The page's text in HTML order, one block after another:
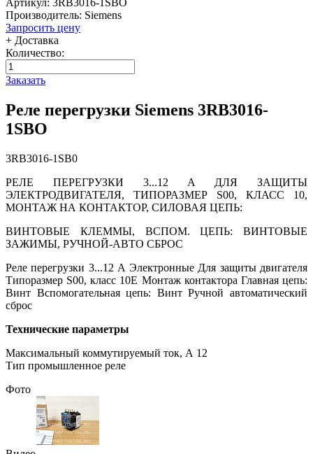
Производитель: Siemens
Запросить цену
+ Доставка
Количество:
Заказать
Реле перегрузки Siemens 3RB3016-
1SBO
3RB3016-1SB0
РЕЛЕ ПЕРЕГРУЗКИ 3...12 A ДЛЯ ЗАЩИТЫ
ЭЛЕКТРОДВИГАТЕЛЯ, ТИПОРАЗМЕР S00, КЛАСС 10,
МОНТАЖ НА КОНТАКТОР, СИЛОВАЯ ЦЕПЬ:
ВИНТОВЫЕ КЛЕММЫ, ВСПОМ. ЦЕПЬ: ВИНТОВЫЕ
ЗАЖИМЫ, РУЧНОЙ-АВТО СБРОС
Реле перегрузки 3...12 A Электронные Для защиты двигателя
Типоразмер S00, класс 10E Монтаж контактора Главная цепь:
Винт Вспомогательная цепь: Винт Ручной автоматический
сброс
Технические параметры
Максимальный коммутируемый ток, А 12
Тип промышленное реле
Фото